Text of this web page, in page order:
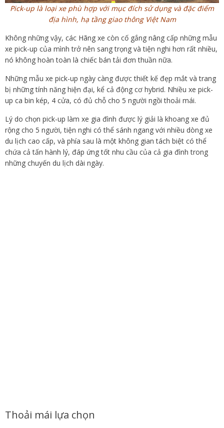
Pick-up là loại xe phù hợp với mục đích sử dụng và đặc điểm
địa hình, hạ tầng giao thông Việt Nam
Không những vậy, các Hãng xe còn cố gắng nâng cấp những mẫu
xe pick-up của mình trở nên sang trọng và tiện nghi hơn rất nhiều,
nó không hoàn toàn là chiếc bán tải đơn thuần nữa.
Những mẫu xe pick-up ngày càng được thiết kế đẹp mắt và trang
bị những tính năng hiện đại, kể cả động cơ hybrid. Nhiều xe pick-
up ca bin kép, 4 cửa, có đủ chỗ cho 5 người ngồi thoải mái.
Lý do chọn pick-up làm xe gia đình được lý giải là khoang xe đủ
rộng cho 5 người, tiện nghi có thể sánh ngang với nhiều dòng xe
du lịch cao cấp, và phía sau là một không gian tách biệt có thể
chứa cả tấn hành lý, đáp ứng tốt nhu cầu của cả gia đình trong
những chuyến du lịch dài ngày.
Thoải mái lựa chọn